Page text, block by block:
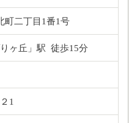
町二丁目1番1号
ヶ丘」駅 徒歩15分
1